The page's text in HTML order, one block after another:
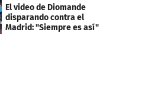
El video de Diomande
disparando contra el
Madrid: "Siempre es así"